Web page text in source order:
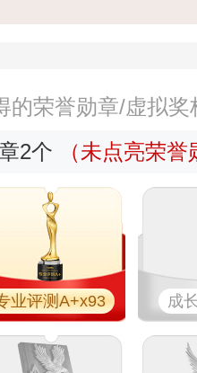
的荣誉勋章/虚拟奖
2个
（未点亮荣
业评测A+x93 成